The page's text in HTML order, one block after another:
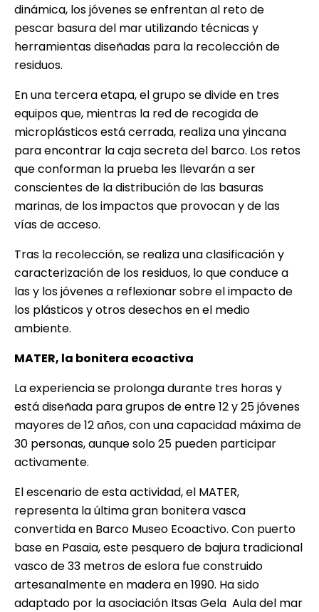
dinámica, los jóvenes se enfrentan al reto de
pescar basura del mar utilizando técnicas y
herramientas diseñadas para la recolección de
residuos.
En una tercera etapa, el grupo se divide en tres
equipos que, mientras la red de recogida de
microplásticos está cerrada, realiza una yincana
para encontrar la caja secreta del barco. Los retos
que conforman la prueba les llevarán a ser
conscientes de la distribución de las basuras
marinas, de los impactos que provocan y de las
vías de acceso.
Tras la recolección, se realiza una clasificación y
caracterización de los residuos, lo que conduce a
las y los jóvenes a reflexionar sobre el impacto de
los plásticos y otros desechos en el medio
ambiente.
MATER, la bonitera ecoactiva
La experiencia se prolonga durante tres horas y
está diseñada para grupos de entre 12 y 25 jóvenes
mayores de 12 años, con una capacidad máxima de
30 personas, aunque solo 25 pueden participar
activamente.
El escenario de esta actividad, el MATER,
representa la última gran bonitera vasca
convertida en Barco Museo Ecoactivo. Con puerto
base en Pasaia, este pesquero de bajura tradicional
vasco de 33 metros de eslora fue construido
artesanalmente en madera en 1990. Ha sido
adaptado por la asociación Itsas Gela  Aula del mar